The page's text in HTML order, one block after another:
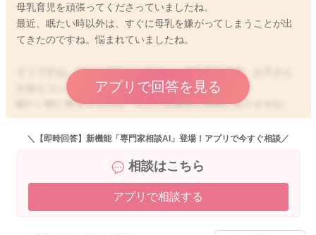
母乳育児を頑張ってくださっていましたね。
最近、眠たい時以外は、すぐに母乳を嫌がってしまうことが出
てきたのですね。悩まれていましたね。
そうですね、やはり月齢から見ると、哺乳意欲自体、お子さん
が自らコントロールしようとしてきていそうです。
眠たい時に飲ませるのは、やはり効果的な傾向にありますね。
ですが、発育をみて、十分な体重増加がありましたら、お子さ
同じ悩みを抱えているママさんは少なくないですよ。ご安心く
アプリで回答を見る
＼【即時回答】新機能「専門家相談AI」登場！アプリで今すぐ相談／
相談はこちら
アプリで相談する